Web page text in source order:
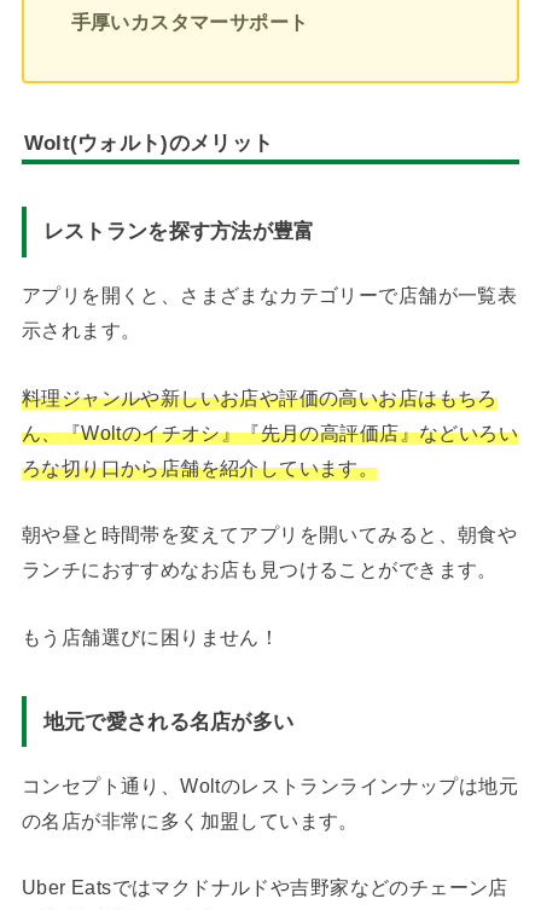
手厚いカスタマーサポート
Wolt(ウォルト)のメリット
レストランを探す方法が豊富
アプリを開くと、さまざまなカテゴリーで店舗が一覧表
示されます。
料理ジャンルや新しいお店や評価の高いお店はもちろ
ん、『Woltのイチオシ』『先月の高評価店』などいろい
ろな切り口から店舗を紹介しています。
朝や昼と時間帯を変えてアプリを開いてみると、朝食や
ランチにおすすめなお店も見つけることができます。
もう店舗選びに困りません！
地元で愛される名店が多い
コンセプト通り、Woltのレストランラインナップは地元
の名店が非常に多く加盟しています。
Uber Eatsではマクドナルドや吉野家などのチェーン店